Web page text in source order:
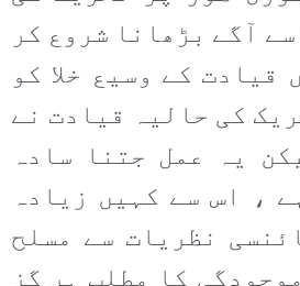
آگے بڑھانا شروع کر
قیادت کے وسیع خلا کو
کی حالیہ قیادت نے
یہ عمل جتنا سادہ
، اس سے کہیں زیادہ
نظریات سے مسلح